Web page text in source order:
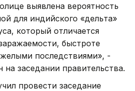
выявлена вероятность
для индийского «дельта»
который отличается
быстроте
последствиями», -
заседании правительства.
провести заседание